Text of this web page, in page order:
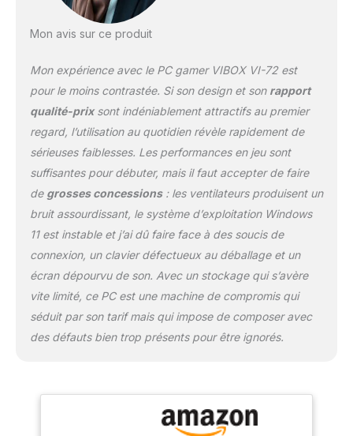
Mon avis sur ce produit
Mon expérience avec le PC gamer VIBOX VI-72 est
pour le moins contrastée. Si son design et son rapport
qualité-prixsont indéniablement attractifs au premier
regard, l’utilisation au quotidien révèle rapidement de
sérieuses faiblesses. Les performances en jeu sont
suffisantes pour débuter, mais il faut accepter de faire
de grosses concessions: les ventilateurs produisent un
bruit assourdissant, le système d’exploitation Windows
11 est instable et j’ai dû faire face à des soucis de
connexion, un clavier défectueux au déballage et un
écran dépourvu de son. Avec un stockage qui s’avère
vite limité, ce PC est une machine de compromis qui
séduit par son tarif mais qui impose de composer avec
des défauts bien trop présents pour être ignorés.